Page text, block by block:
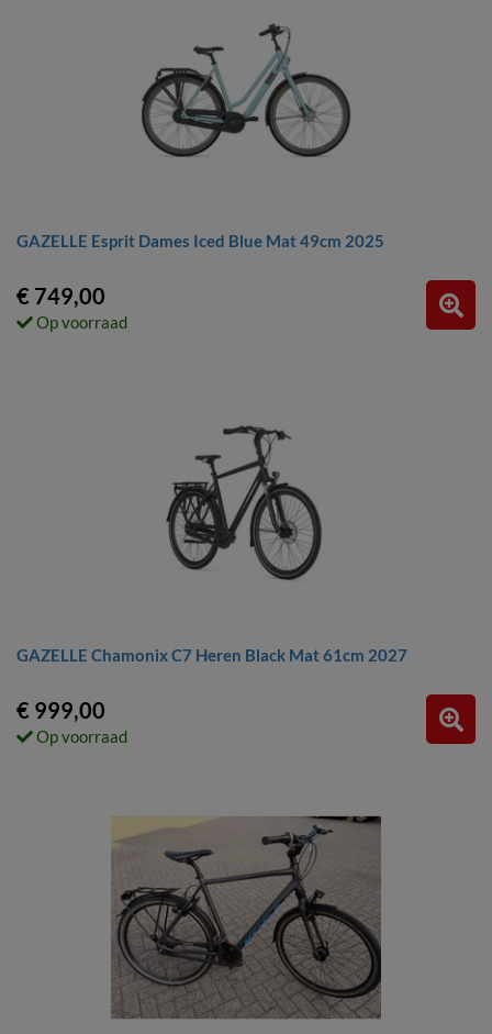
GAZELLE Esprit Dames Iced Blue Mat 49cm 2025
€ 749,00
Op voorraad
GAZELLE Chamonix C7 Heren Black Mat 61cm 2027
€ 999,00
Op voorraad